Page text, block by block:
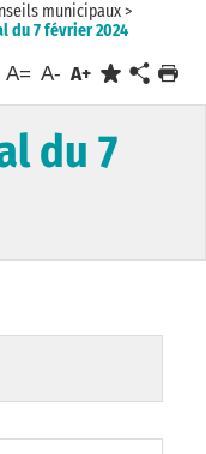
municipaux>
du 7 février 2024
A= A- A+
du 7